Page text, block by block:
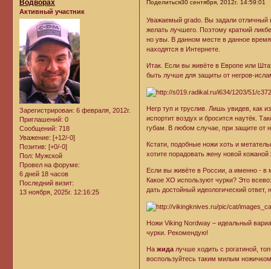
Поделиться30 сентября, 2012г. 14:59:01
Водворах
Активный участник
Зарегистрирован: 6 февраля, 2012г.
Приглашений: 0
Сообщений: 718
Уважение: [+12/-0]
Позитив: [+0/-0]
Пол: Мужской
Провел на форуме:
6 дней 18 часов
Последний визит:
13 ноября, 2025г. 12:16:25
Уважаемый grado. Вы задали отличный
желать лучшего. Поэтому краткий
но увы. В данном месте в данное
находятся в Интернете.
Итак. Если вы живёте в Европе или
быть лучше для защиты от негров-
Негр туп и труслив. Лишь увидев, как
испортит воздух и бросится наутёк.
губам. В любом случае, при защите от
Кстати, подобные ножи хоть и
хотите порадовать жену новой
Если вы живёте в России, а именно - в
Какое ХО используют чурки? Это
дать достойный идеологический
Ножи Viking Nordway – идеальный
чурки. Рекомендую!
Нажида лучше ходить с рогатиной,
воспользуйтесь таким милым